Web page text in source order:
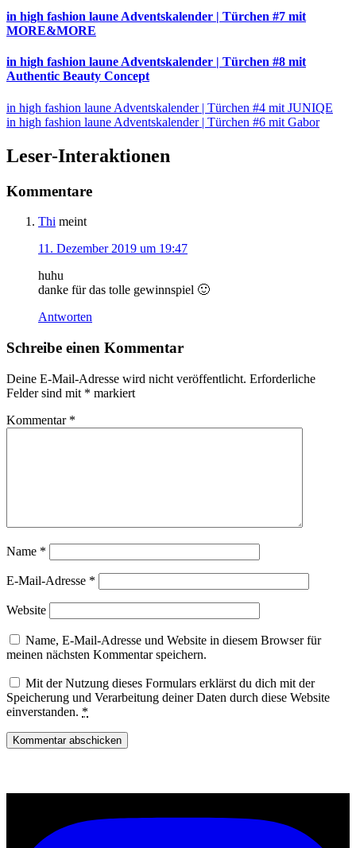
in high fashion laune Adventskalender | Türchen #7 mit
MORE&MORE
in high fashion laune Adventskalender | Türchen #8 mit
Authentic Beauty Concept
in high fashion laune Adventskalender | Türchen #4 mit JUNIQE
in high fashion laune Adventskalender | Türchen #6 mit Gabor
Leser-Interaktionen
Kommentare
Thi meint
11. Dezember 2019 um 19:47
huhu
danke für das tolle gewinnspiel 🙂
Antworten
Schreibe einen Kommentar
Deine E-Mail-Adresse wird nicht veröffentlicht. Erforderliche
Felder sind mit * markiert
Kommentar *
Name *
E-Mail-Adresse *
Website
Name, E-Mail-Adresse und Website in diesem Browser für
meinen nächsten Kommentar speichern.
Mit der Nutzung dieses Formulars erklärst du dich mit der
Speicherung und Verarbeitung deiner Daten durch diese Website
einverstanden. *